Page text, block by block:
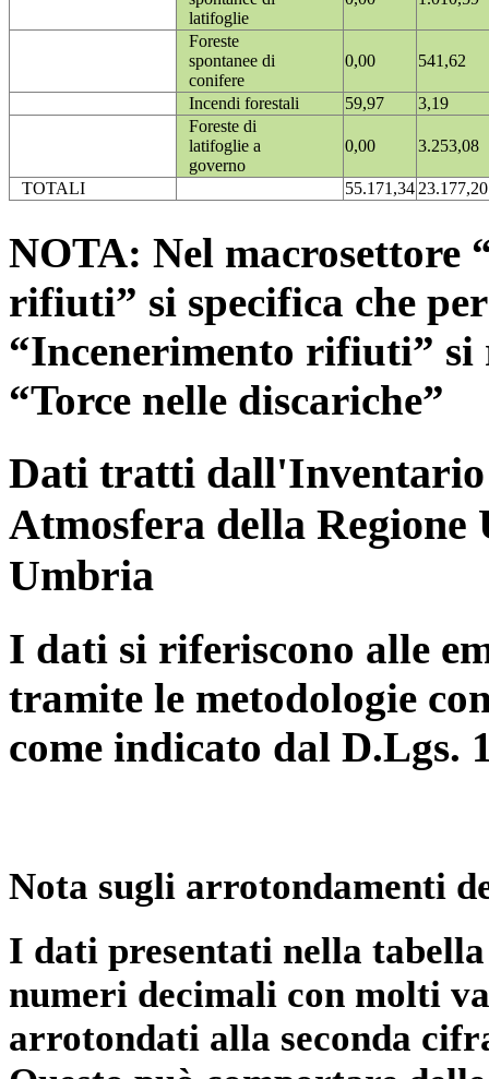
latifoglie
Foreste
spontanee di
conifere
0,00 541,62
Incendi forestali 59,97
3,19
Foreste di
latifoglie a
governo
0,00 3.253,08
TOTALI 55.171,3423.177,20
NOTA: Nel macrosettore
rifiuti” si specifica che
“Incenerimento rifiuti”
“Torce nelle discariche”
Dati tratti dall'Inventario
Atmosfera della
Umbria
I dati si riferiscono alle
tramite le metodologie
come indicato dal D.Lgs.
Nota sugli arrotondamenti
I dati presentati nella
numeri decimali con molti
arrotondati alla seconda